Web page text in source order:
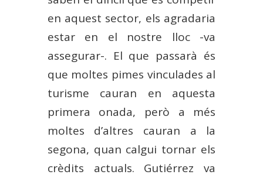
en aquest sector, els agradaria
estar en el nostre lloc -va
assegurar-. El que passarà és
que moltes pimes vinculades al
turisme cauran en aquesta
primera onada, però a més
moltes d’altres cauran a la
segona, quan calgui tornar els
crèdits actuals. Gutiérrez va